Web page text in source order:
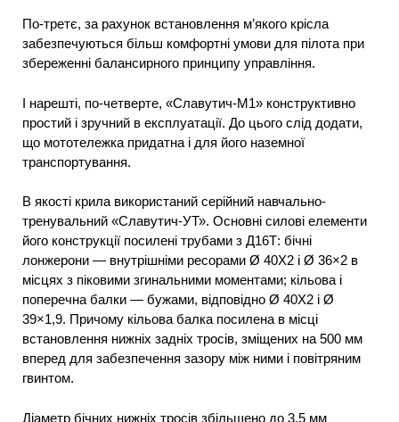
По-третє, за рахунок встановлення м’якого крісла
забезпечуються більш комфортні умови для пілота при
збереженні балансирного принципу управління.
І нарешті, по-четверте, «Славутич-М1» конструктивно
простий і зручний в експлуатації. До цього слід додати,
що мототележка придатна і для його наземної
транспортування.
В якості крила використаний серійний навчально-
тренувальний «Славутич-УТ». Основні силові елементи
його конструкції посилені трубами з Д16Т: бічні
лонжерони — внутрішніми ресорами Ø 40X2 і Ø 36×2 в
місцях з піковими згинальними моментами; кільова і
поперечна балки — бужами, відповідно Ø 40X2 і Ø
39×1,9. Причому кільова балка посилена в місці
встановлення нижніх задніх тросів, зміщених на 500 мм
вперед для забезпечення зазору між ними і повітряним
гвинтом.
Діаметр бічних нижніх тросів збільшено до 3,5 мм